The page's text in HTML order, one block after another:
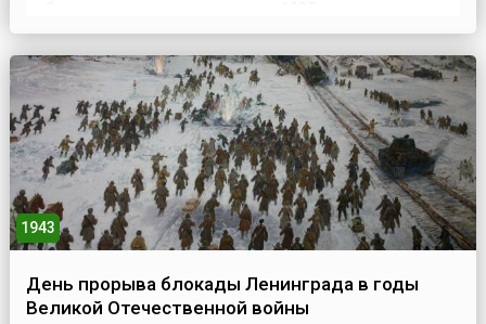
броненосце «Потёмкин» команда подняла восстание и
началось с кинотеатра «Художественный» на Арбате в
Москве, ко...
1943
День прорыва блокады Ленинграда в годы
Великой Отечественной войны